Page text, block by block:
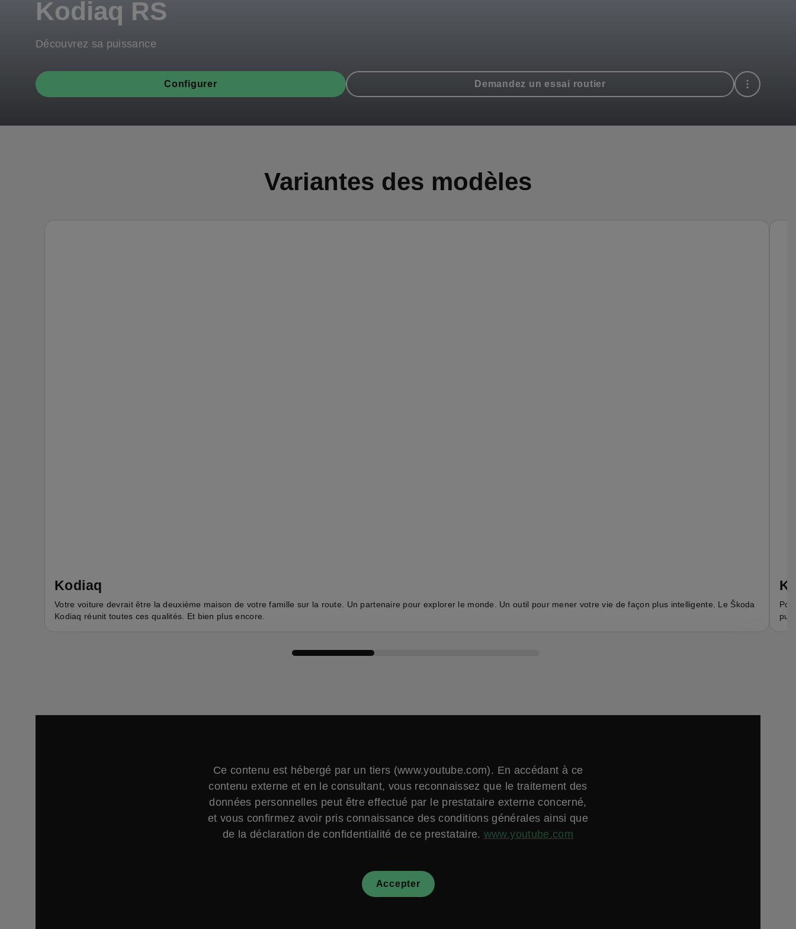
Kodiaq RS
Découvrez sa puissance
Configurer Demandez un essai routier
Variantes des modèles
Kodiaq
Votre voiture devrait être la deuxième maison de votre famille sur la route. Un partenaire pour explorer le monde. Un outil pour mener votre vie de façon plus intelligente. Le Škoda
Kodiaq réunit toutes ces qualités. Et bien plus encore.
Ce contenu est hébergé par un tiers (www.youtube.com). En accédant à ce
contenu externe et en le consultant, vous reconnaissez que le traitement des
données personnelles peut être effectué par le prestataire externe concerné,
et vous confirmez avoir pris connaissance des conditions générales ainsi que
de la déclaration de confidentialité de ce prestataire. www.youtube.com
Accepter